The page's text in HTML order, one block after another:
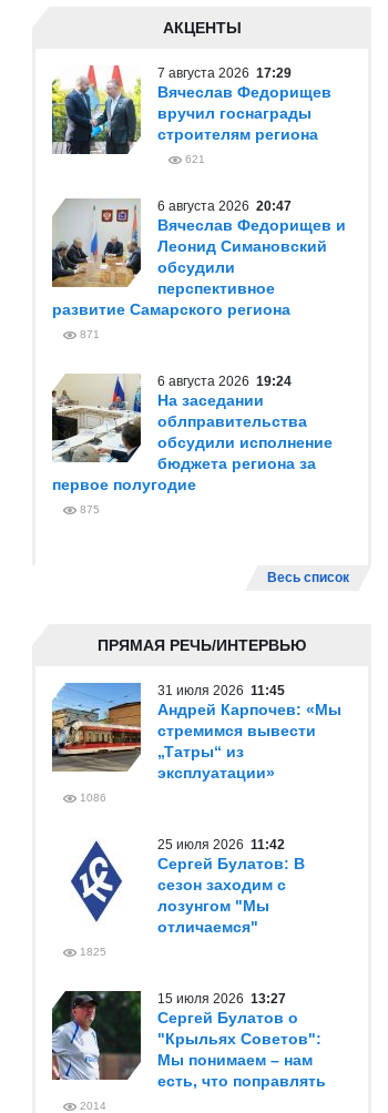
АКЦЕНТЫ
7 августа 2026 17:29
Вячеслав Федорищев
вручил госнаграды
строителям региона
621
6 августа 2026 20:47
Вячеслав Федорищев и
Леонид Симановский
обсудили
перспективное
развитие Самарского региона
871
6 августа 2026 19:24
На заседании
облправительства
обсудили исполнение
бюджета региона за
первое полугодие
875
Весь список
ПРЯМАЯ РЕЧЬ/ИНТЕРВЬЮ
31 июля 2026 11:45
Андрей Карпочев: «Мы
стремимся вывести
„Татры“ из
эксплуатации»
1086
25 июля 2026 11:42
Сергей Булатов: В
сезон заходим с
лозунгом "Мы
отличаемся"
1825
15 июля 2026 13:27
Сергей Булатов о
"Крыльях Советов":
Мы понимаем – нам
есть, что поправлять
2014